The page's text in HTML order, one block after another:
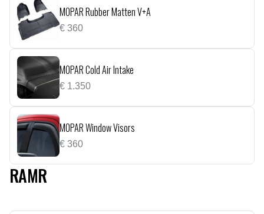
MOPAR Rubber Matten V+A
€ 360
MOPAR Cold Air Intake
€ 1.350
MOPAR Window Visors
€ 360
RAMR